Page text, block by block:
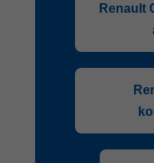
Renault